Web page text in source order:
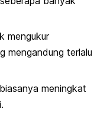
mengukur
mengandung terlalu
meningkat